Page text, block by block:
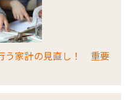
う家計の見直し！ 重要